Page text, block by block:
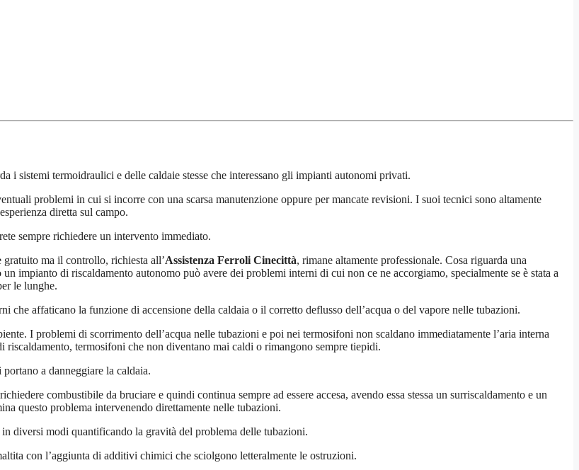
i sistemi termoidraulici e delle caldaie stesse che interessano gli impianti autonomi privati.
problemi in cui si incorre con una scarsa manutenzione oppure per mancate revisioni. I suoi tecnici sono altamente
diretta sul campo.
sempre richiedere un intervento immediato.
ma il controllo, richiesta all’Assistenza Ferroli Cinecittà, rimane altamente professionale. Cosa riguarda una
impianto di riscaldamento autonomo può avere dei problemi interni di cui non ce ne accorgiamo, specialmente se è stata a
le lunghe.
che affaticano la funzione di accensione della caldaia o il corretto deflusso dell’acqua o del vapore nelle tubazioni.
I problemi di scorrimento dell’acqua nelle tubazioni e poi nei termosifoni non scaldano immediatamente l’aria interna
termosifoni che non diventano mai caldi o rimangono sempre tiepidi.
a danneggiare la caldaia.
combustibile da bruciare e quindi continua sempre ad essere accesa, avendo essa stessa un surriscaldamento e un
questo problema intervenendo direttamente nelle tubazioni.
diversi modi quantificando la gravità del problema delle tubazioni.
con l’aggiunta di additivi chimici che sciolgono letteralmente le ostruzioni.